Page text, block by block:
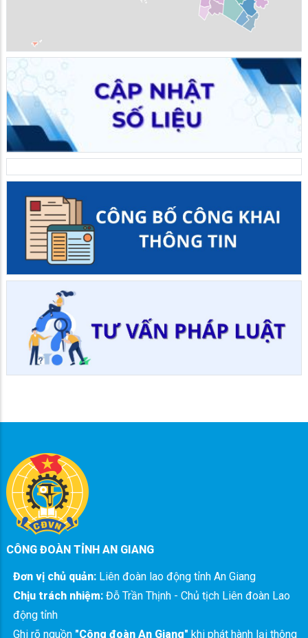
CÔNG ĐOÀN TỈNH AN GIANG
Đơn vị chủ quản: Liên đoàn lao động tỉnh An Giang
Chịu trách nhiệm: Đỗ Trần Thịnh - Chủ tịch Liên đoàn Lao
động tỉnh
Ghi rõ nguồn "Công đoàn An Giang" khi phát hành lại thông